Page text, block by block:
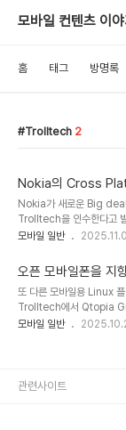
모바일 컨텐츠 이야
홈 태그 방명록
Trolltech 2
Nokia의 Cross
Nokia가 새로운 Big
Trolltech을 인수한다고
픈 모바일폰을 지향하는
백만달러를 지불할 것으
Nokia는 모바일과 데스
병을 한다. - 이를 활용한
활용하여 새로운 혁명과 더
모바일 일반
오픈 모바일폰을
ant Program
또 다른 모바일용 Linux
Trolltech에서 Qtopia
다. Open Source 개발자
2007년 8월 7일까지 진
모바일 일반
관련사이트